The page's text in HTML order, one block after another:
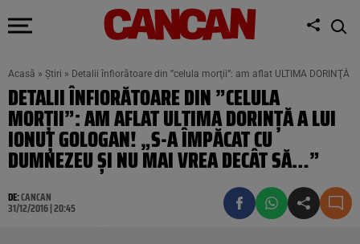
Acasă » Știri » Detalii înfiorătoare din ”celula morţii”: am aflat ULTIMA
DETALII ÎNFIORĂTOARE DIN ”CELULA
MORŢII”: AM AFLAT ULTIMA DORINŢĂ A LUI
IONUŢ GOLOGAN! „S-A ÎMPĂCAT CU
DUMNEZEU ŞI NU MAI VREA DECÂT SĂ…”
DE:CANCAN
31/12/2016 | 20:45